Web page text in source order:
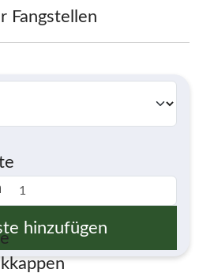
Fangstellen
hinzufügen